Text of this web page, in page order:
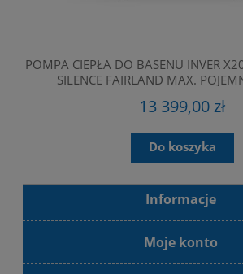
POMPA CIEPŁA DO BASENU INVER
SILENCE FAIRLAND MAX.
13 399,00 zł
Do koszyka
Informacje
Moje konto